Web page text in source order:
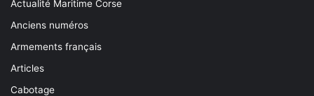
Actualité Maritime Corse
Anciens numéros
Armements français
Articles
Cabotage